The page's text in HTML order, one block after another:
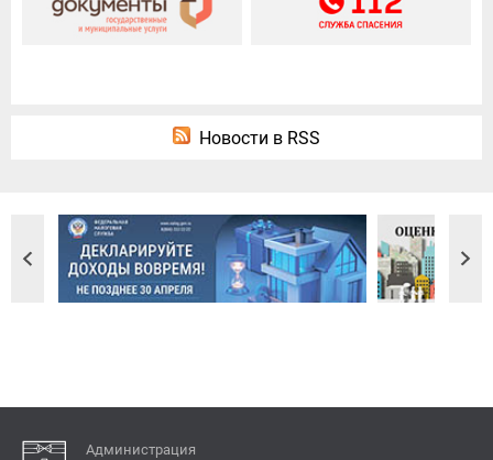
Новости в RSS
Администрация